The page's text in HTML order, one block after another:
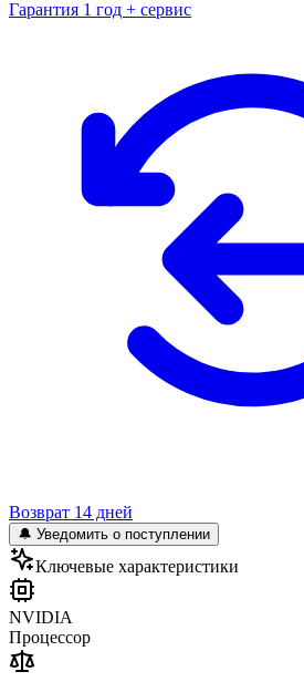
Гарантия 1 год + сервис
Возврат 14 дней
🔔 Уведомить о поступлении
Ключевые характеристики
NVIDIA
Процессор